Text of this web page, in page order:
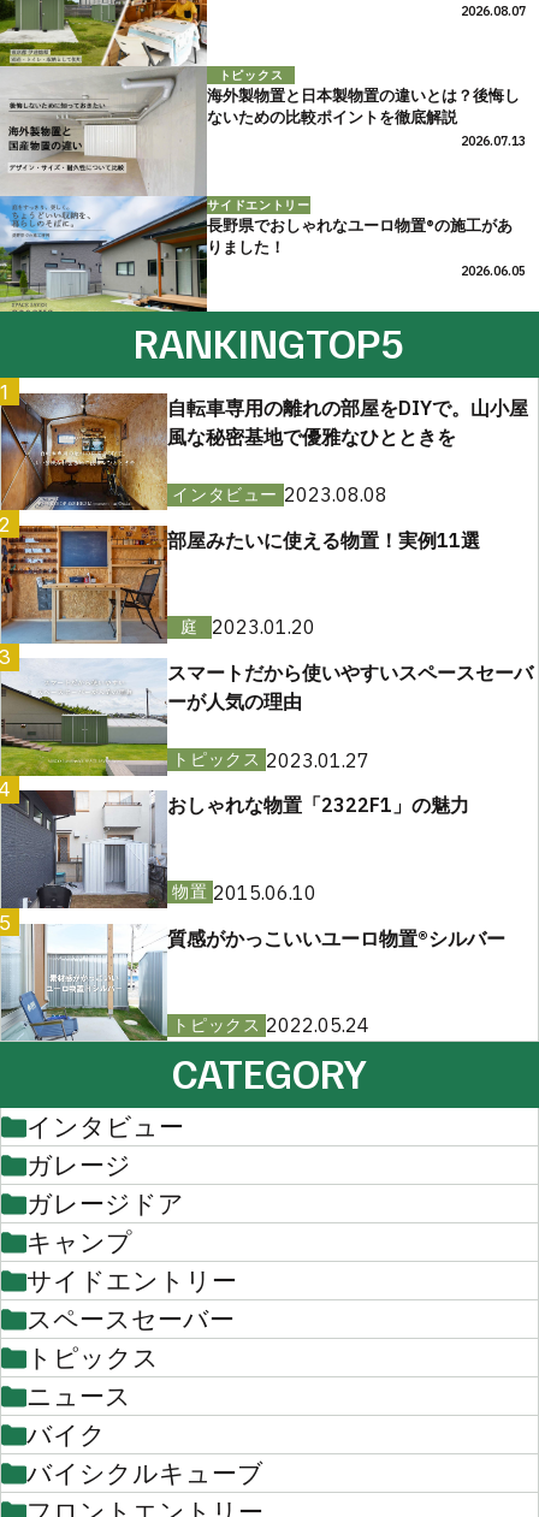
2026.08.07
トピックス
海外製物置と日本製物置の違いとは？後悔し
ないための比較ポイントを徹底解説
2026.07.13
サイドエントリー
長野県でおしゃれなユーロ物置®の施工があ
りました！
2026.06.05
RANKINGTOP5
1
自転車専用の離れの部屋をDIYで。山小屋
風な秘密基地で優雅なひとときを
インタビュー 2023.08.08
2
部屋みたいに使える物置！実例11選
庭
2023.01.20
スマートだから使いやすいスペースセーバ
ーが人気の理由
トピックス 2023.01.27
おしゃれな物置「2322F1」の魅力
物置 2015.06.10
質感がかっこいいユーロ物置®︎シルバー
トピックス 2022.05.24
CATEGORY
インタビュー
ガレージ
ガレージドア
キャンプ
サイドエントリー
スペースセーバー
トピックス
ニュース
バイク
バイシクルキューブ